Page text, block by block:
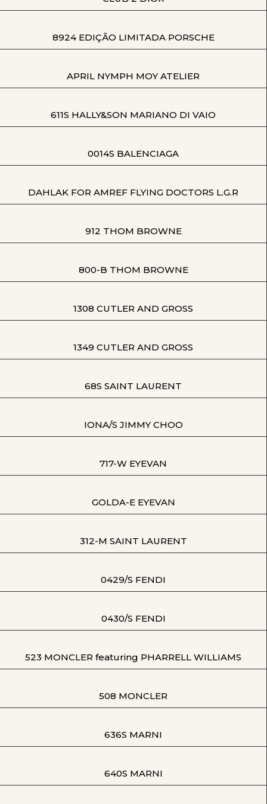
8924 EDIÇÃO LIMITADA PORSCHE
APRIL NYMPH MOY ATELIER
611S HALLY&SON MARIANO DI VAIO
0014S BALENCIAGA
DAHLAK FOR AMREF FLYING DOCTORS L.G.R
912 THOM BROWNE
800-B THOM BROWNE
1308 CUTLER AND GROSS
1349 CUTLER AND GROSS
68S SAINT LAURENT
IONA/S JIMMY CHOO
717-W EYEVAN
GOLDA-E EYEVAN
312-M SAINT LAURENT
0429/S FENDI
0430/S FENDI
523 MONCLER featuring PHARRELL WILLIAMS
508 MONCLER
636S MARNI
640S MARNI